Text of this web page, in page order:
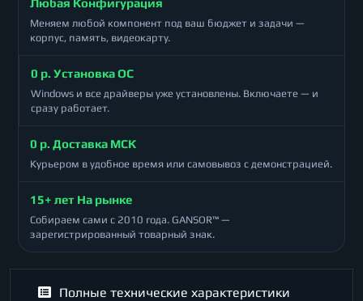
Меняем любой компонент под ваш бюджет и задачи —
корпус, память, видеокарту.
0 р. Установка ОС
Windows и все драйверы уже установлены. Включаете — и
сразу работает.
0 р. Доставка МСК
Курьером в удобное время или самовывоз с демонстрацией.
15+ лет На рынке
Собираем сами с 2010 года. GANSOR™ —
зарегистрированный товарный знак.
Полные технические характеристики